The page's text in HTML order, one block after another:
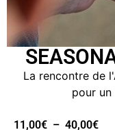
La rencontre de
pour un
11,00€ – 40,00€